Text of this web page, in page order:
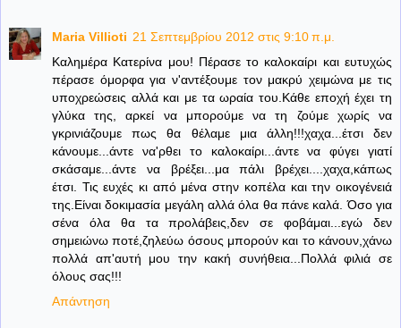
Maria Villioti 21 Σεπτεμβρίου 2012 στις 9:10 π.μ.
Καλημέρα Κατερίνα μου! Πέρασε το καλοκαίρι και ευτυχώς
πέρασε όμορφα για ν'αντέξουμε τον μακρύ χειμώνα με τις
υποχρεώσεις αλλά και με τα ωραία του.Κάθε εποχή έχει τη
γλύκα της, αρκεί να μπορούμε να τη ζούμε χωρίς να
γκρινιάζουμε πως θα θέλαμε μια άλλη!!!χαχα...έτσι δεν
κάνουμε...άντε να'ρθει το καλοκαίρι...άντε να φύγει γιατί
σκάσαμε...άντε να βρέξει...μα πάλι βρέχει....χαχα,κάπως
έτσι. Τις ευχές κι από μένα στην κοπέλα και την οικογένειά
της.Είναι δοκιμασία μεγάλη αλλά όλα θα πάνε καλά. Όσο για
σένα όλα θα τα προλάβεις,δεν σε φοβάμαι...εγώ δεν
σημειώνω ποτέ,ζηλεύω όσους μπορούν και το κάνουν,χάνω
πολλά απ'αυτή μου την κακή συνήθεια...Πολλά φιλιά σε
όλους σας!!!
Απάντηση